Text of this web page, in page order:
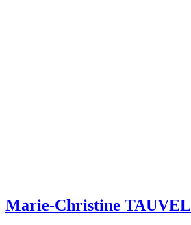
Marie-Christine TAUVEL